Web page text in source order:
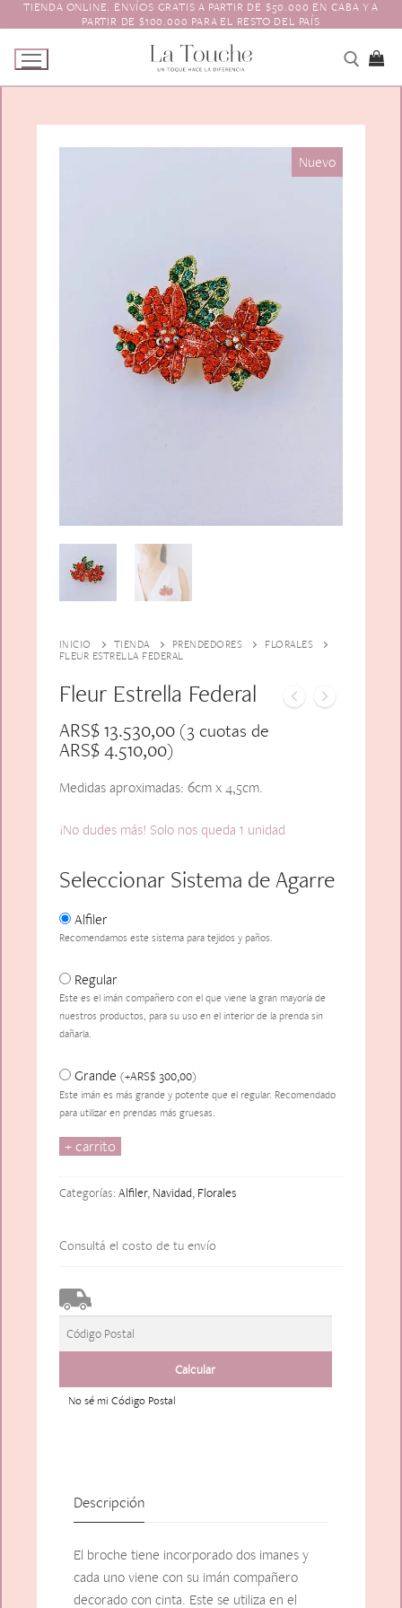
al
contenido
TIENDA ONLINE. ENVÍOS GRATIS A PARTIR DE $50.000 EN CABA Y A
PARTIR DE $100.000 PARA EL RESTO DEL PAÍS
Animales y Bichitos
Florales
Varios
Escarapelas
Accesorios para el pelo
Boinas
Vinchas
Hebillas
Aros
Guantes
Charreteras
Contacto
Nuevo
INICIO TIENDA PRENDEDORES
FLORALES
FLEUR ESTRELLA FEDERAL
Fleur Estrella Federal
ARS$13.530,00(3 cuotas de
ARS$4.510,00)
Medidas aproximadas: 6cm x 4,5cm.
¡No dudes más! Solo nos queda 1 unidad
Seleccionar Sistema de Agarre
Alfiler
Recomendamos este sistema para tejidos y paños.
Regular
Este es el imán compañero con el que viene la gran mayoría de
nuestros productos, para su uso en el interior de la prenda sin
dañarla.
Grande (+ARS$ 300,00)
Este imán es más grande y potente que el regular. Recomendado
para utilizar en prendas más gruesas.
Fleur
Federal
+ carrito
Categorías: Alfiler, Navidad Florales
Consultá el costo de tu envío
No sé mi Código Postal
Descripción
El broche tiene incorporado dos imanes y
cada uno viene con su imán compañero
decorado con cinta. Este se utiliza en el